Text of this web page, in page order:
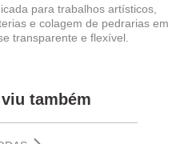
para trabalhos artísticos,
e colagem de pedrarias em
transparente e flexível.
também